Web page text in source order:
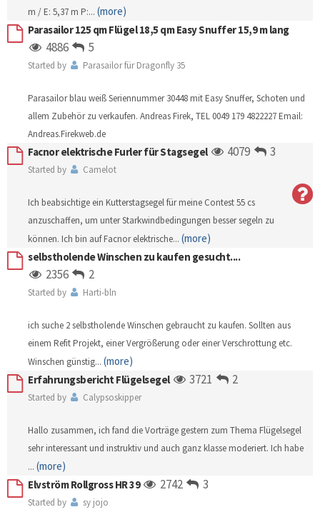
m / E: 5,37 m P:... (more)
Parasailor 125 qm Flügel 18,5 qm Easy Snuffer 15,9 m lang
4886 5
Started by Parasailor für Dragonfly 35
Parasailor blau weiß Seriennummer 30448 mit Easy Snuffer, Schoten und
allem Zubehör zu verkaufen. Andreas Firek, TEL 0049 179 4822227 Email:
Andreas.Firekweb.de
Facnor elektrische Furler für Stagsegel 4079 3
Started by Camelot
Ich beabsichtige ein Kutterstagsegel für meine Contest 55 cs
anzuschaffen, um unter Starkwindbedingungen besser segeln zu
können. Ich bin auf Facnor elektrische... (more)
selbstholende Winschen zu kaufen gesucht....
2356 2
Started by Harti-bln
ich suche 2 selbstholende Winschen gebraucht zu kaufen. Sollten aus
einem Refit Projekt, einer Vergrößerung oder einer Verschrottung etc.
Winschen günstig... (more)
Erfahrungsbericht Flügelsegel
3721 2
Started by Calypsoskipper
Hallo zusammen, ich fand die Vorträge gestern zum Thema Flügelsegel
sehr interessant und instruktiv und auch ganz klasse moderiert. Ich habe
... (more)
Elvström Rollgross HR 39
2742 3
Started by sy jojo